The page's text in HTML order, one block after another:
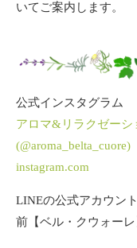
いてご案内します。
公式インスタグラム
アロマ&リラクゼーシ
(@aroma_belta_cuore)
instagram.com
LINEの公式アカウン
前【ベル・クウォー